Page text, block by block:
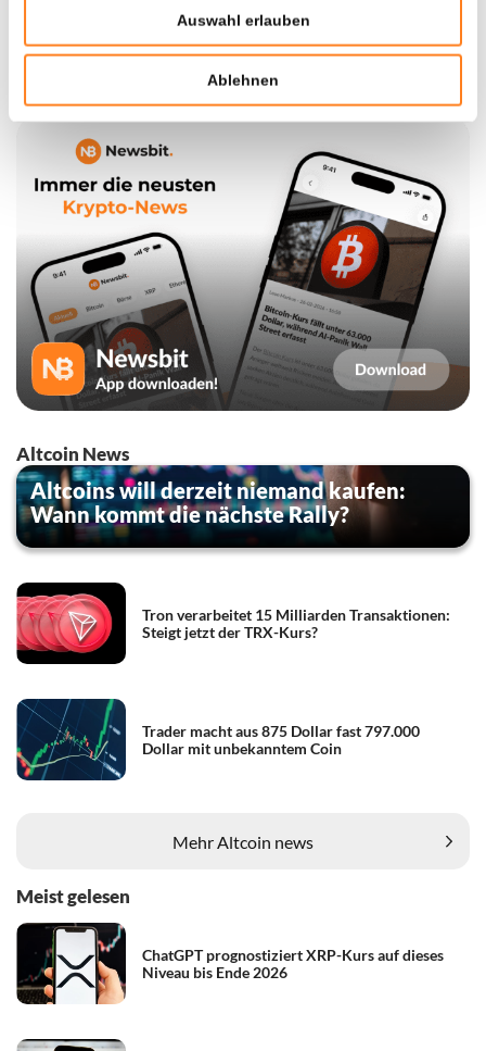
Auswahl erlauben
Ablehnen
5
Altcoin News
Altcoins will derzeit niemand kaufen:
Wann kommt die nächste Rally?
Tron verarbeitet 15 Milliarden Transaktionen:
Steigt jetzt der TRX-Kurs?
Trader macht aus 875 Dollar fast 797.000
Dollar mit unbekanntem Coin
Mehr Altcoin news
Meist gelesen
ChatGPT prognostiziert XRP-Kurs auf dieses
Niveau bis Ende 2026